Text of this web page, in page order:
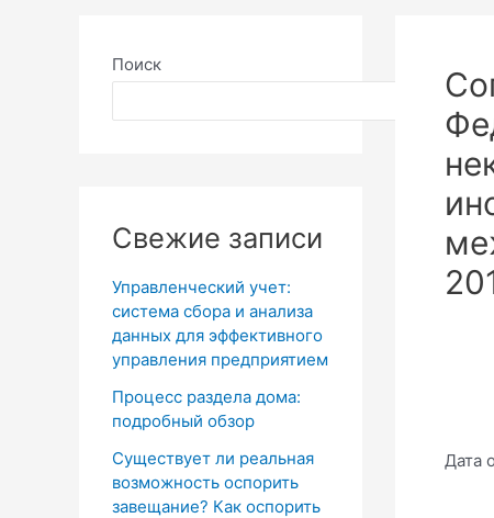
Поиск
Поиск
Свежие записи
Управленческий учет:
система сбора и анализа
данных для эффективного
управления предприятием
Процесс раздела дома:
подробный обзор
Существует ли реальная
возможность оспорить
завещание? Как оспорить
Дата